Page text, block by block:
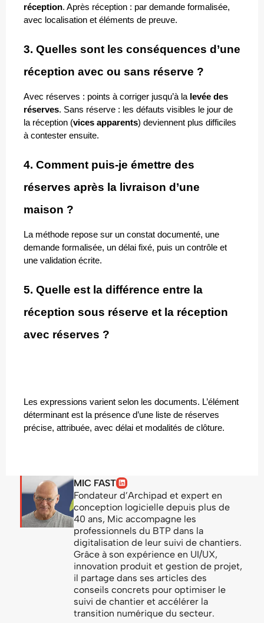
réception. Après réception : par demande formalisée,
avec localisation et éléments de preuve.
3. Quelles sont les conséquences d’une
réception avec ou sans réserve ?
Avec réserves : points à corriger jusqu’à la levée des
réserves. Sans réserve : les défauts visibles le jour de
la réception (vices apparents) deviennent plus difficiles
à contester ensuite.
4. Comment puis-je émettre des
réserves après la livraison d’une
maison ?
La méthode repose sur un constat documenté, une
demande formalisée, un délai fixé, puis un contrôle et
une validation écrite.
5. Quelle est la différence entre la
réception sous réserve et la réception
avec réserves ?
Les expressions varient selon les documents. L’élément
déterminant est la présence d’une liste de réserves
précise, attribuée, avec délai et modalités de clôture.
MIC FAST
Fondateur d’Archipad et expert en
conception logicielle depuis plus de
40 ans, Mic accompagne les
professionnels du BTP dans la
digitalisation de leur suivi de chantiers.
Grâce à son expérience en UI/UX,
innovation produit et gestion de projet,
il partage dans ses articles des
conseils concrets pour optimiser le
suivi de chantier et accélérer la
transition numérique du secteur.